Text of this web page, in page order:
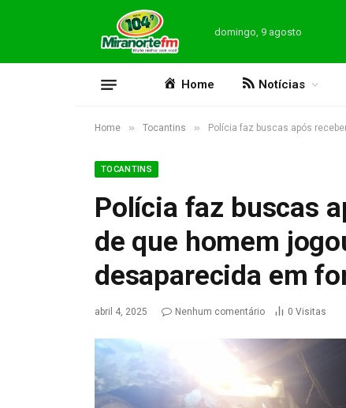
domingo, 9 agosto
Home Notícias
Home » Tocantins » Polícia faz buscas após
TOCANTINS
Polícia faz buscas
de que homem
desaparecida em
abril 4, 2025 Nenhum comentário 0 Visitas